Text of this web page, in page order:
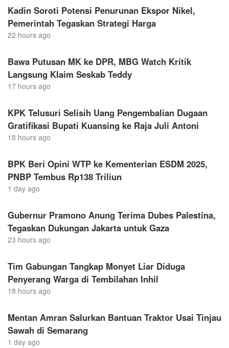
Kadin Soroti Potensi Penurunan Ekspor Nikel,
Pemerintah Tegaskan Strategi Harga
22 hours ago
Bawa Putusan MK ke DPR, MBG Watch Kritik
Langsung Klaim Seskab Teddy
17 hours ago
KPK Telusuri Selisih Uang Pengembalian Dugaan
Gratifikasi Bupati Kuansing ke Raja Juli Antoni
18 hours ago
BPK Beri Opini WTP ke Kementerian ESDM 2025,
PNBP Tembus Rp138 Triliun
1 day ago
Gubernur Pramono Anung Terima Dubes Palestina,
Tegaskan Dukungan Jakarta untuk Gaza
23 hours ago
Tim Gabungan Tangkap Monyet Liar Diduga
Penyerang Warga di Tembilahan Inhil
18 hours ago
Mentan Amran Salurkan Bantuan Traktor Usai Tinjau
Sawah di Semarang
1 day ago